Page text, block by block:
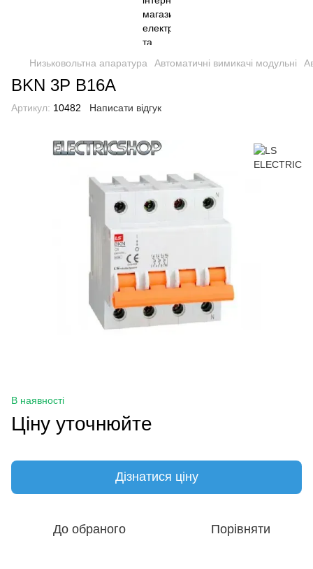
Низьковольтна апаратура Автоматичні вимикачі модульні
BKN 3P B16A
Артикул: 10482 Написати відгук
В наявності
Ціну уточнюйте
Дізнатися ціну
До обраного Порівняти